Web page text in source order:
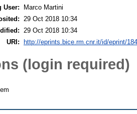
User:
Marco Martini
29 Oct 2018 10:34
29 Oct 2018 10:34
URI:
http://eprints.bice.rm.cnr.it/id/eprint/
(login required)